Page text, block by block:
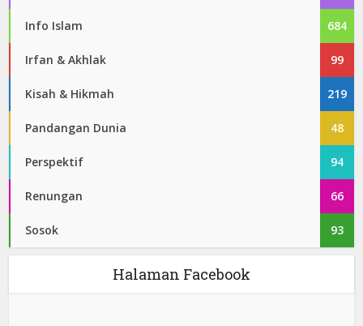
Info Islam 684
Irfan & Akhlak 99
Kisah & Hikmah 219
Pandangan Dunia 48
Perspektif 94
Renungan 66
Sosok 93
Halaman Facebook